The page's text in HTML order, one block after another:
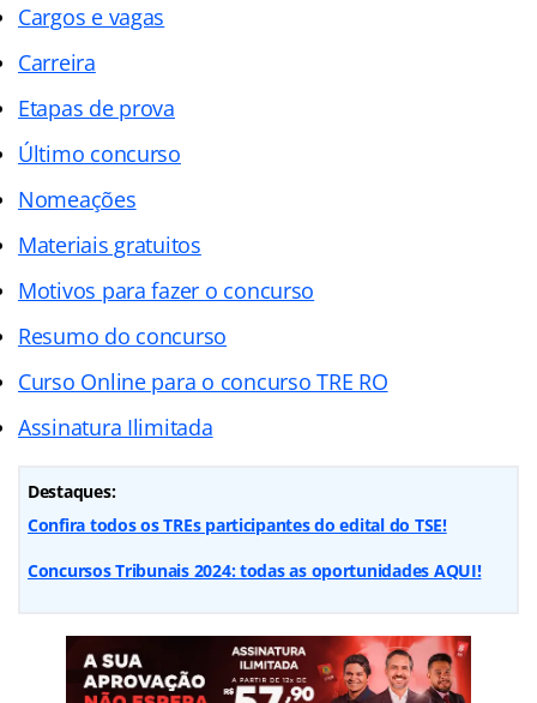
Cargos e vagas
Carreira
Etapas de prova
Último concurso
Nomeações
Materiais gratuitos
Motivos para fazer o concurso
Resumo do concurso
Curso Online para o concurso TRE RO
Assinatura Ilimitada
Destaques:
Confira todos os TREs participantes do edital do TSE!
Concursos Tribunais 2024: todas as oportunidades AQUI!